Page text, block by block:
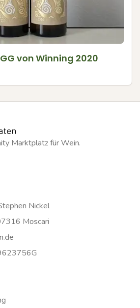
von Winning 2020
Marktplatz für Wein.
Nickel
Moscari